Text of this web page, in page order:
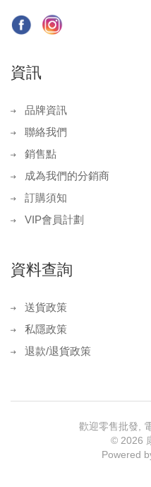
資訊
品牌資訊
聯絡我們
銷售點
成為我們的分銷商
訂購須知
VIP會員計劃
資料查詢
送貨政策
私隱政策
退款/退貨政策
歡迎零售批發,
© 2026
Powered